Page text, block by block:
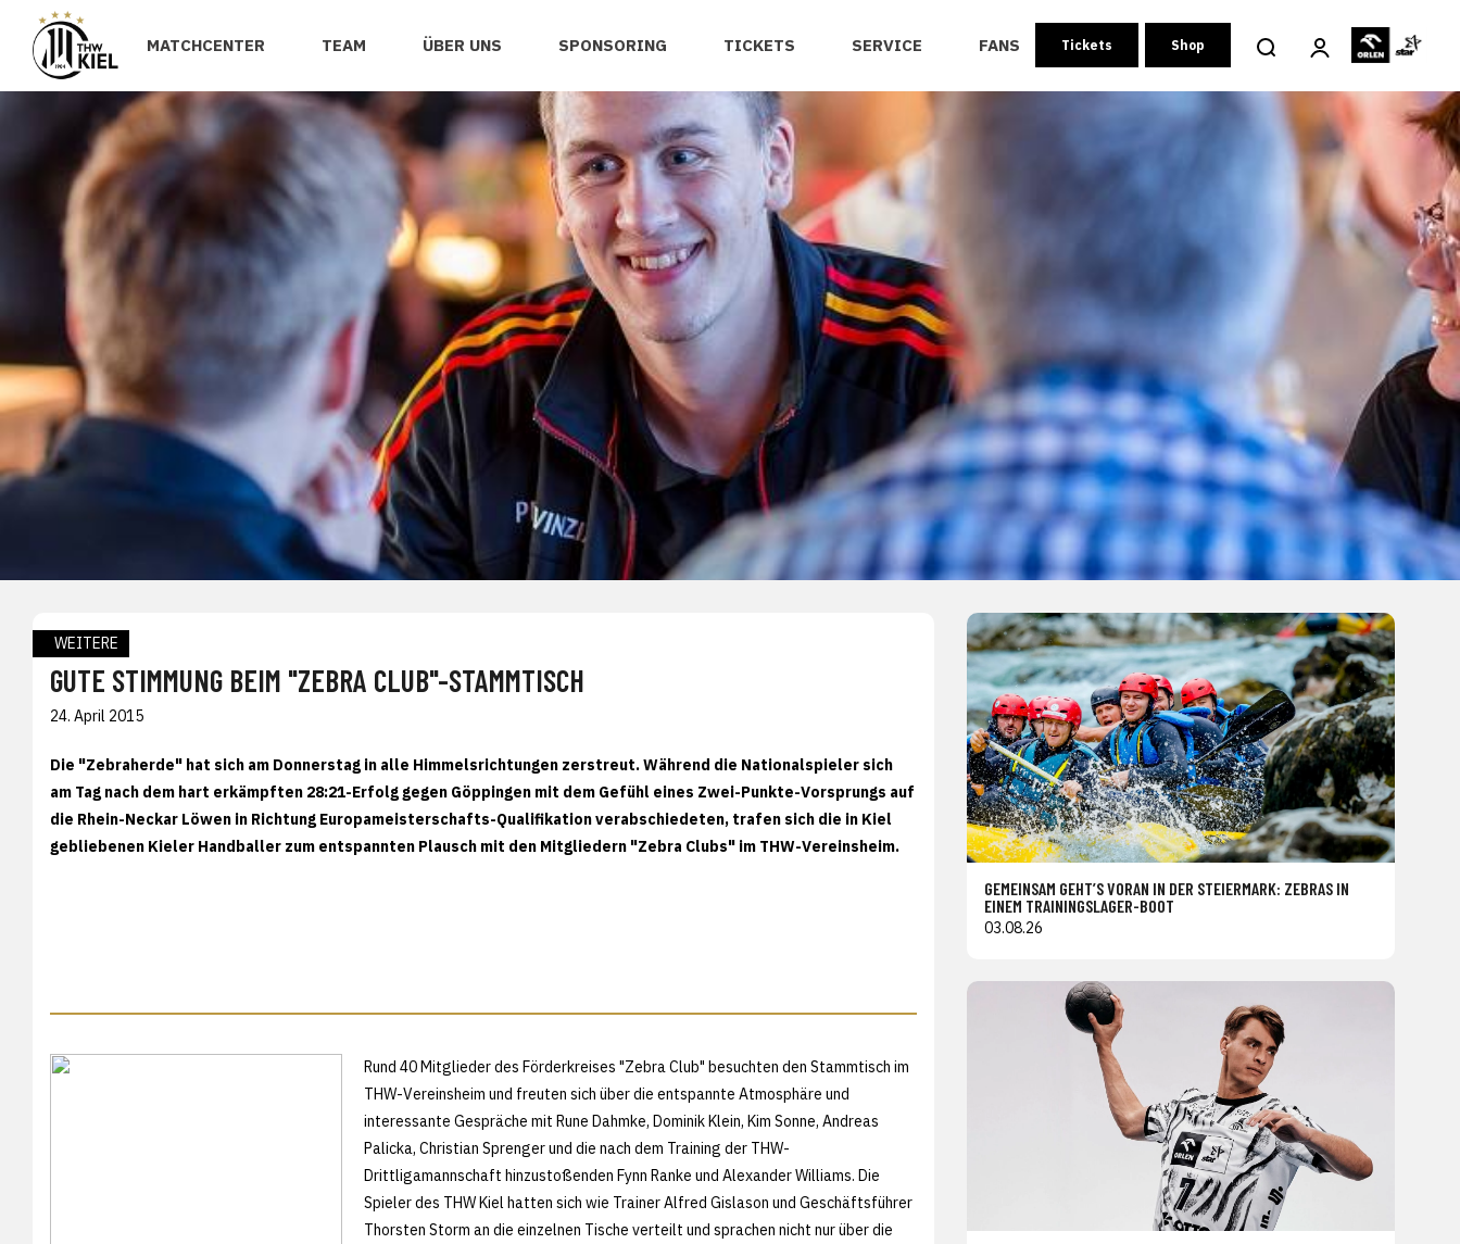
MATCHCENTER TEAM ÜBER UNS SPONSORING TICKETS SERVICE FANS Tickets Shop
WEITERE
GUTE STIMMUNG BEIM "ZEBRA CLUB"-STAMMTISCH
24. April 2015
Die "Zebraherde" hat sich am Donnerstag in alle Himmelsrichtungen zerstreut. Während die Nationalspieler sich
am Tag nach dem hart erkämpften 28:21-Erfolg gegen Göppingen mit dem Gefühl eines Zwei-Punkte-Vorsprungs auf
die Rhein-Neckar Löwen in Richtung Europameisterschafts-Qualifikation verabschiedeten, trafen sich die in Kiel
gebliebenen Kieler Handballer zum entspannten Plausch mit den Mitgliedern "Zebra Clubs" im THW-Vereinsheim.
Rund 40 Mitglieder des Förderkreises "Zebra Club" besuchten den Stammtisch im
THW-Vereinsheim und freuten sich über die entspannte Atmosphäre und
interessante Gespräche mit Rune Dahmke, Dominik Klein, Kim Sonne, Andreas
Palicka, Christian Sprenger und die nach dem Training der THW-
Drittligamannschaft hinzustoßenden Fynn Ranke und Alexander Williams. Die
Spieler des THW Kiel hatten sich wie Trainer Alfred Gislason und Geschäftsführer
Thorsten Storm an die einzelnen Tische verteilt und sprachen nicht nur über die
GEMEINSAM GEHT’S VORAN IN DER STEIERMARK: ZEBRAS IN
EINEM TRAININGSLAGER-BOOT
03.08.26